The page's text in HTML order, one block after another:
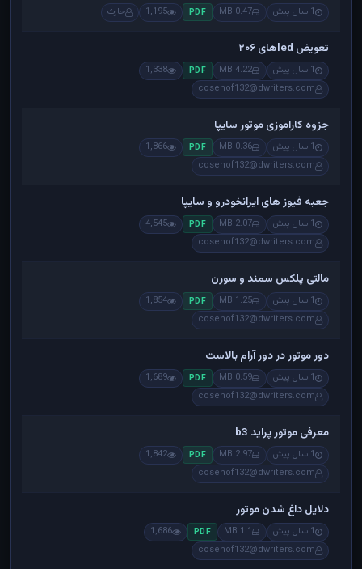
1 سال پیش 0.47 MB
PDF
1,195 حارث
تعویض ledهای ۲۰۶
1 سال پیش 4.22 MB
PDF
1,338
cosehof132@dwriters.com
جزوه کاراموزی موتور سایپا
1 سال پیش 0.36 MB
PDF
1,866
cosehof132@dwriters.com
جعبه فیوز های ایرانخودرو و سایپا
1 سال پیش 2.07 MB
PDF
4,545
cosehof132@dwriters.com
مالتی پلکس سمند و سورن
1 سال پیش 1.25 MB
PDF
1,854
cosehof132@dwriters.com
دور موتور در دور آرام بالاست
1 سال پیش 0.59 MB
PDF
1,689
cosehof132@dwriters.com
معرفی موتور پراید b3
1 سال پیش 2.97 MB
PDF
1,842
cosehof132@dwriters.com
دلایل داغ شدن موتور
1 سال پیش 1.1 MB
PDF
1,686
cosehof132@dwriters.com